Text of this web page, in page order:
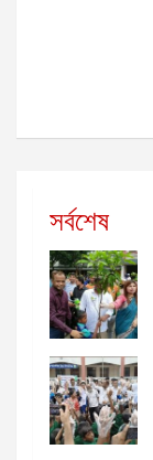
সর্বশেষ